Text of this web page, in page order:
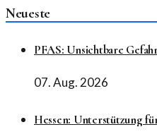
Neueste
PFAS: Unsichtbare
07. Aug. 2026
Hessen: Unterstützung